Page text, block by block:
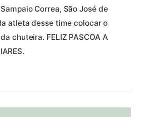
Correa, São José de
atleta desse time colocar o
chuteira. FELIZ PASCOA A